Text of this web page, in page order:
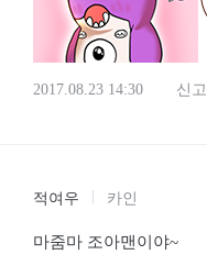
2017.08.23 14:30 신고
적여우 카인
마줌마 조아맨이야~